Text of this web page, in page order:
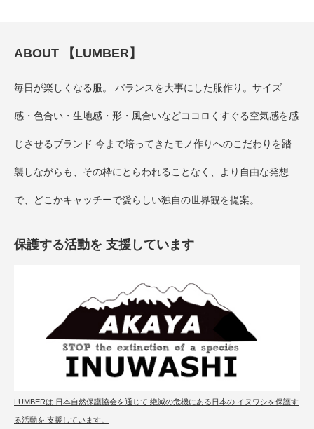
ABOUT 【LUMBER】
毎日が楽しくなる服。 バランスを大事にした服作り。サイズ
感・色合い・生地感・形・風合いなどココロくすぐる空気感を感
じさせるブランド 今まで培ってきたモノ作りへのこだわりを踏
襲しながらも、その枠にとらわれることなく、より自由な発想
で、どこかキャッチーで愛らしい独自の世界観を提案。
保護する活動を 支援しています
LUMBERは 日本自然保護協会を通じて 絶滅の危機にある日本の イヌワシを保護す
る活動を 支援しています。